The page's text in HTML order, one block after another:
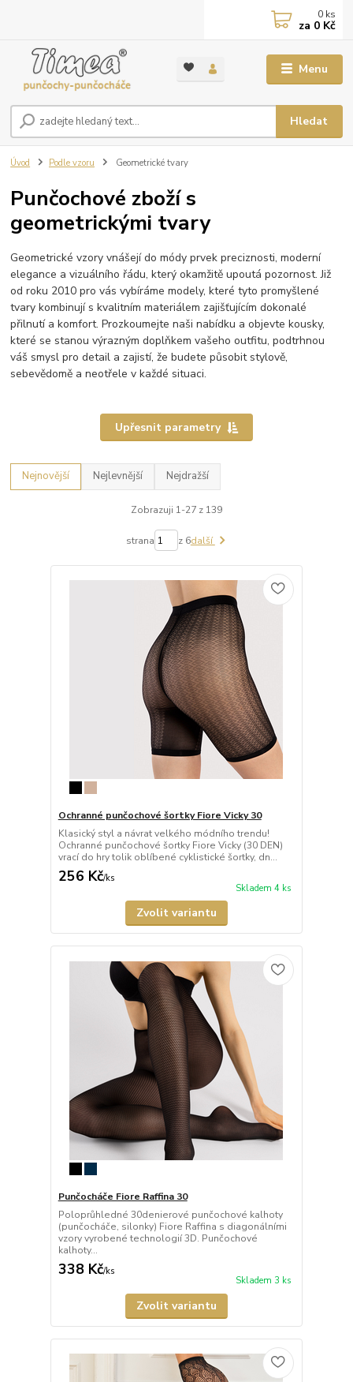
Menu
Hledat
0 ks
za 0 Kč
Úvod Podle vzoru Geometrické tvary
Punčochové zboží s
geometrickými tvary
Geometrické vzory vnášejí do módy prvek preciznosti, moderní
elegance a vizuálního řádu, který okamžitě upoutá pozornost. Již
od roku 2010 pro vás vybíráme modely, které tyto promyšlené
tvary kombinují s kvalitním materiálem zajišťujícím dokonalé
přilnutí a komfort. Prozkoumejte naši nabídku a objevte kousky,
které se stanou výrazným doplňkem vašeho outfitu, podtrhnou
váš smysl pro detail a zajistí, že budete působit stylově,
sebevědomě a neotřele v každé situaci.
Upřesnit parametry
Nejnovější Nejlevnější Nejdražší
Zobrazuji 1-27 z 139
strana z 6další
Ochranné punčochové šortky Fiore Vicky 30
Klasický styl a návrat velkého módního trendu!
Ochranné punčochové šortky Fiore Vicky (30 DEN)
vrací do hry tolik oblíbené cyklistické šortky, dn...
256 Kč/ks
Skladem 4 ks
Zvolit variantu
Punčocháče Fiore Raffina 30
Poloprůhledné 30denierové punčochové kalhoty
(punčocháče, silonky) Fiore Raffina s diagonálními
vzory vyrobené technologií 3D. Punčochové
kalhoty...
338 Kč/ks
Skladem 3 ks
Zvolit variantu